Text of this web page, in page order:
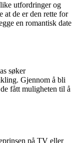
utfordringer og
at de er den rette for
en romantisk date
søker
Gjennom å bli
fått muligheten til å
på TV eller